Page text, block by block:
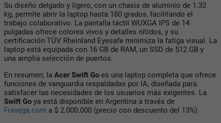
Su diseño delgado y ligero, con un chasis de aluminio de 1.32
kg, permite abrir la laptop hasta 180 grados, facilitando el
trabajo colaborativo. La pantalla táctil WUXGA IPS de 14
pulgadas ofrece colores vivos y detalles nítidos, y su
certificación TÜV Rheinland Eyesafe minimiza la fatiga visual. La
laptop está equipada con 16 GB de RAM, un SSD de 512 GB y
una amplia selección de puertos.
En resumen, la Acer Swift Go es una laptop completa que ofrece
funciones de vanguardia respaldadas por IA, diseñada para
satisfacer las necesidades de los usuarios más exigentes. La
Swift Go ya está disponible en Argentina a través de
Frávega.com a $ 2.000.000 (precio con descuento del 13%)